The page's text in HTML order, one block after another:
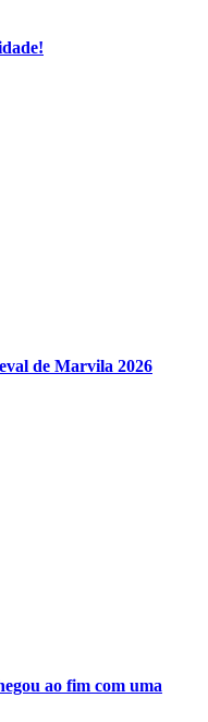
de Marvila 2026
ao fim com uma